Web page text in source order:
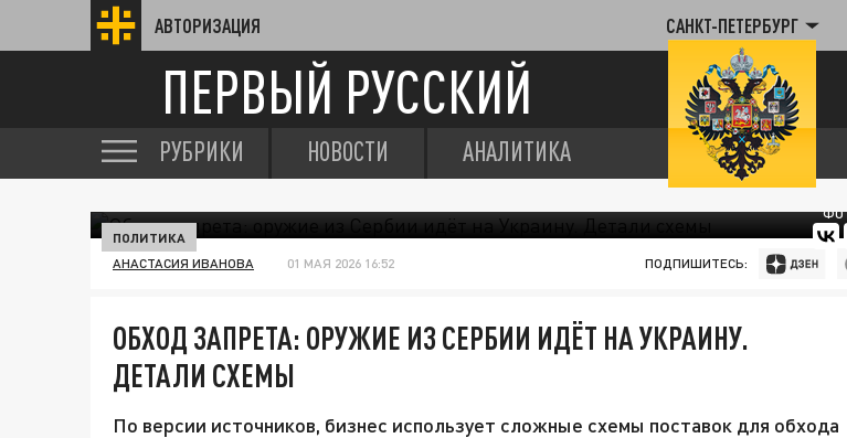
АВТОРИЗАЦИЯ САНКТ-ПЕТЕРБУРГ
ПЕРВЫЙ РУССКИЙ
РУБРИКИ НОВОСТИ АНАЛИТИКА
ПОЛИТИКА
АНАСТАСИЯ ИВАНОВА 01 МАЯ 2026 16:52 ПОДПИШИТЕСЬ:
ОБХОД ЗАПРЕТА: ОРУЖИЕ ИЗ СЕРБИИ ИДЁТ НА УКРАИНУ.
ДЕТАЛИ СХЕМЫ
По версии источников, бизнес использует сложные схемы поставок для обхода